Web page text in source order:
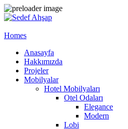
Homes
Anasayfa
Hakkımızda
Projeler
Mobilyalar
Hotel Mobilyaları
Otel Odaları
Elegance
Modern
Lobi